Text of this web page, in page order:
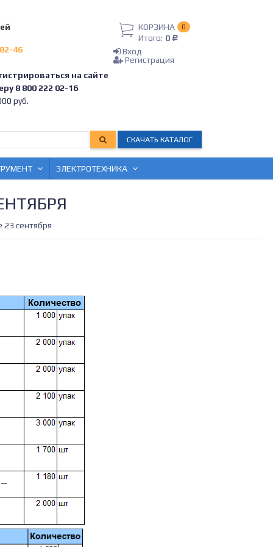
46
на сайте
8 800 222 02-16
руб.
КОРЗИНА 0
Итого: 0 Р
Вход
Регистрация
СКАЧАТЬ КАТАЛОГ
ЭЛЕКТРОТЕХНИКА
23 сентября